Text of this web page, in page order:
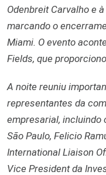
Odenbreit Carvalho e
marcando o
Miami. O evento
Fields, que
A noite reuniu
representantes da
empresarial, incluindo
São Paulo, Felicio
International Liaison
Vice President da